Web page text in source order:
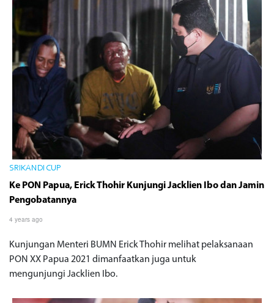
SRIKANDI CUP
Ke PON Papua, Erick Thohir Kunjungi Jacklien Ibo dan Jamin
Pengobatannya
4 years ago
Kunjungan Menteri BUMN Erick Thohir melihat pelaksanaan
PON XX Papua 2021 dimanfaatkan juga untuk
mengunjungi Jacklien Ibo.